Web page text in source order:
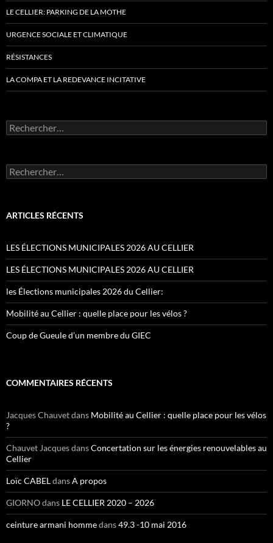
LE CELLIER: PARKING DE LA MOTHE
URGENCE SOCIALE ET CLIMATIQUE
RÉSISTANCES
LA COMPA ET LA REDEVANCE INCITATIVE
Rechercher :
Rechercher :
ARTICLES RÉCENTS
LES ÉLECTIONS MUNICIPALES 2026 AU CELLIER
LES ÉLECTIONS MUNICIPALES 2026 AU CELLIER
les Élections municipales 2026 du Cellier:
Mobilité au Cellier : quelle place pour les vélos ?
Coup de Gueule d’un membre du GIEC
COMMENTAIRES RÉCENTS
Jacques Chauvetdans Mobilité au Cellier : quelle place pour les vélos
?
Chauvet JacquesdansConcertation sur les énergies renouvelables au
Cellier
Loïc CABELdansA propos
GIORNOdans LE CELLIER 2020 – 2026
ceinture armani hommedans49.3 -10 mai 2016